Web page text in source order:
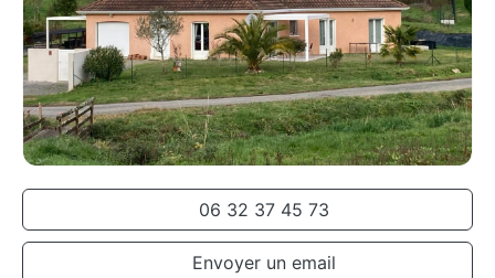
06 32 37 45 73
Envoyer un email